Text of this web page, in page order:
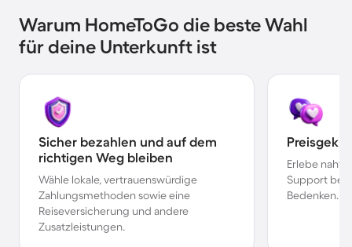
Warum HomeToGo die beste Wahl
für deine Unterkunft ist
Sicher bezahlen und auf dem
richtigen Weg bleiben
Wähle lokale, vertrauenswürdige
Zahlungsmethoden sowie eine
Reiseversicherung und andere
Zusatzleistungen.
Erlebe
Support bei
Bedenken.